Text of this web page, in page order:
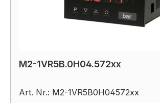
M2-1VR5B.0H04.572xx
Art. Nr.: M2-1VR5B0H04572xx